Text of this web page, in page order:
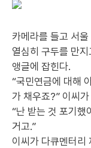
카메라를 들고 서
열심히 구두를 만
앵글에 잡힌다.
“국민연금에 대해
가 채우죠?” 이씨
“난 받는 것 포기했
거고.”
이씨가 다큐멘터리